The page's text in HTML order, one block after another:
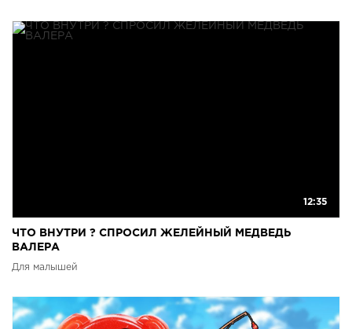
12:35
ЧТО ВНУТРИ ? СПРОСИЛ ЖЕЛЕЙНЫЙ МЕДВЕДЬ
ВАЛЕРА
Для малышей